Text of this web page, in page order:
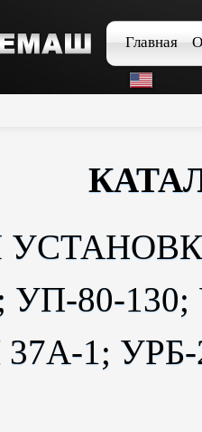
Главная
УП-80-
1; УРБ-